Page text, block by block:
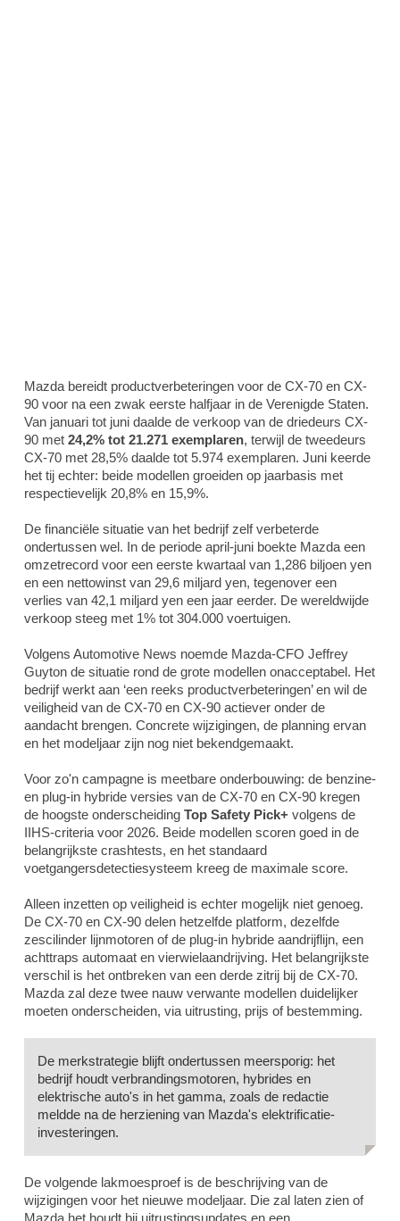
Mazda bereidt productverbeteringen voor de CX-70 en CX-
90 voor na een zwak eerste halfjaar in de Verenigde Staten.
Van januari tot juni daalde de verkoop van de driedeurs CX-
90 met 24,2% tot 21.271 exemplaren, terwijl de tweedeurs
CX-70 met 28,5% daalde tot 5.974 exemplaren. Juni keerde
het tij echter: beide modellen groeiden op jaarbasis met
respectievelijk 20,8% en 15,9%.
De financiële situatie van het bedrijf zelf verbeterde
ondertussen wel. In de periode april-juni boekte Mazda een
omzetrecord voor een eerste kwartaal van 1,286 biljoen yen
en een nettowinst van 29,6 miljard yen, tegenover een
verlies van 42,1 miljard yen een jaar eerder. De wereldwijde
verkoop steeg met 1% tot 304.000 voertuigen.
Volgens Automotive News noemde Mazda-CFO Jeffrey
Guyton de situatie rond de grote modellen onacceptabel. Het
bedrijf werkt aan ‘een reeks productverbeteringen’ en wil de
veiligheid van de CX-70 en CX-90 actiever onder de
aandacht brengen. Concrete wijzigingen, de planning ervan
en het modeljaar zijn nog niet bekendgemaakt.
Voor zo'n campagne is meetbare onderbouwing: de benzine-
en plug-in hybride versies van de CX-70 en CX-90 kregen
de hoogste onderscheiding Top Safety Pick+ volgens de
IIHS-criteria voor 2026. Beide modellen scoren goed in de
belangrijkste crashtests, en het standaard
voetgangersdetectiesysteem kreeg de maximale score.
Alleen inzetten op veiligheid is echter mogelijk niet genoeg.
De CX-70 en CX-90 delen hetzelfde platform, dezelfde
zescilinder lijnmotoren of de plug-in hybride aandrijflijn, een
achttraps automaat en vierwielaandrijving. Het belangrijkste
verschil is het ontbreken van een derde zitrij bij de CX-70.
Mazda zal deze twee nauw verwante modellen duidelijker
moeten onderscheiden, via uitrusting, prijs of bestemming.
De merkstrategie blijft ondertussen meersporig: het
bedrijf houdt verbrandingsmotoren, hybrides en
elektrische auto's in het gamma, zoals de redactie
meldde na de herziening van Mazda's elektrificatie-
investeringen.
De volgende lakmoesproef is de beschrijving van de
wijzigingen voor het nieuwe modeljaar. Die zal laten zien of
Mazda het houdt bij uitrustingsupdates en een